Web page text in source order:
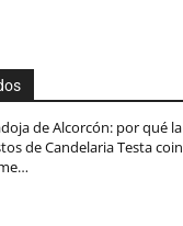
de Alcorcón: por qué
de Candelaria Testa